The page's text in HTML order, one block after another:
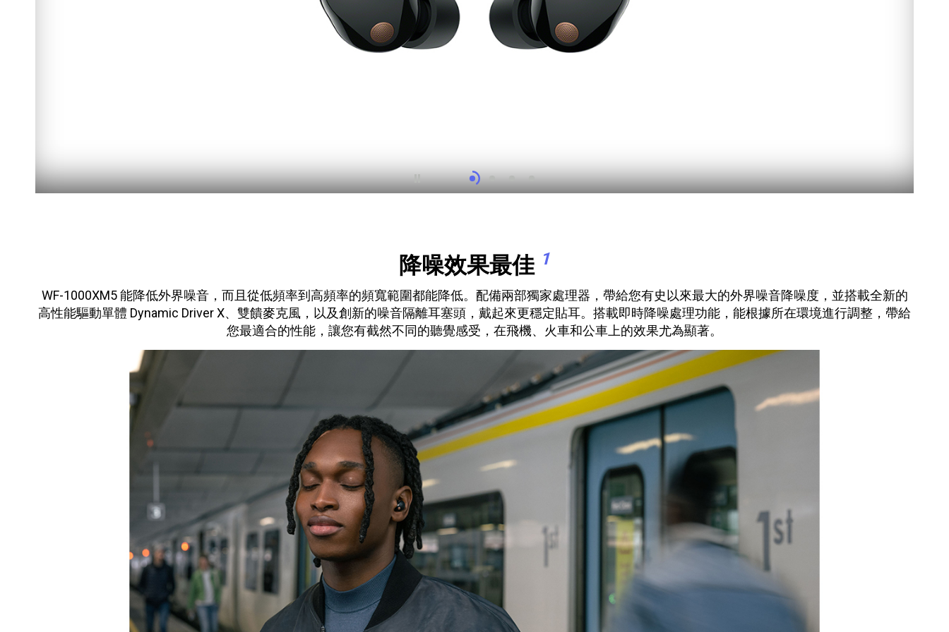
暫停
降噪效果最佳 1
WF-1000XM5 能降低外界噪音，而且從低頻率到高頻率的頻寬範圍都能降低。配備兩部獨家處理器，帶給您有史以來最大的外界噪音降噪度，並搭載全新的
高性能驅動單體 Dynamic Driver X、雙饋麥克風，以及創新的噪音隔離耳塞頭，戴起來更穩定貼耳。搭載即時降噪處理功能，能根據所在環境進行調整，帶給
您最適合的性能，讓您有截然不同的聽覺感受，在飛機、火車和公車上的效果尤為顯著。